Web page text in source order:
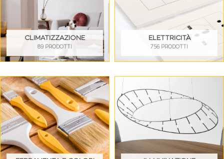
CLIMATIZZAZIONE
89 PRODOTTI
ELETTRICITÀ
756 PRODOTTI